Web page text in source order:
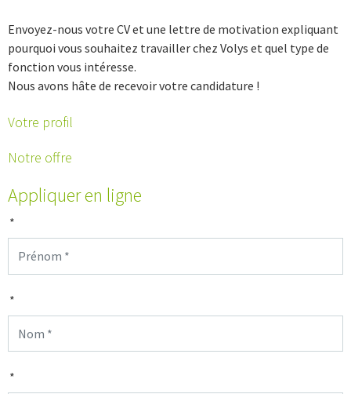
Envoyez-nous votre CV et une lettre de motivation expliquant
pourquoi vous souhaitez travailler chez Volys et quel type de
fonction vous intéresse.
Nous avons hâte de recevoir votre candidature !
Votre profil
Notre offre
Appliquer en ligne